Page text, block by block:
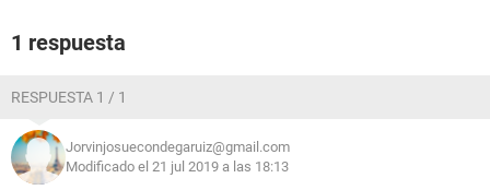
1 respuesta
RESPUESTA 1 / 1
Jorvinjosuecondegaruiz@gmail.com
Modificado el 21 jul 2019 a las 18:13